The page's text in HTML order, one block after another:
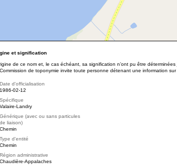
et signification
de ce nom et, le cas échéant, sa signification n’ont pu être déterminées
de toponymie invite toute personne détenant une information
Date d'officialisation
1986-02-12
Spécifique
Valaire-Landry
Générique (avec ou sans particules
de liaison)
Chemin
Type d'entité
Chemin
Région administrative
Chaudière-Appalaches